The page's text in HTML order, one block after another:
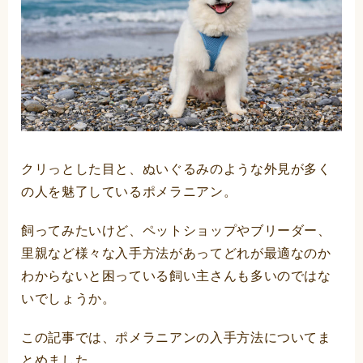
クリっとした目と、ぬいぐるみのような外見が多く
の人を魅了しているポメラニアン。
飼ってみたいけど、ペットショップやブリーダー、
里親など様々な入手方法があってどれが最適なのか
わからないと困っている飼い主さんも多いのではな
いでしょうか。
この記事では、ポメラニアンの入手方法についてま
とめました。